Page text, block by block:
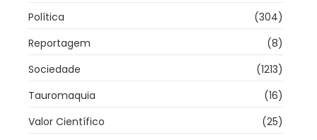
Política
(304)
Reportagem
(8)
Sociedade
(1213)
Tauromaquia
(16)
Valor Científico
(25)